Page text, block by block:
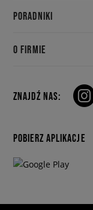
PORADNIKI
O FIRMIE
ZNAJDŹ NAS:
POBIERZ APLIKACJE